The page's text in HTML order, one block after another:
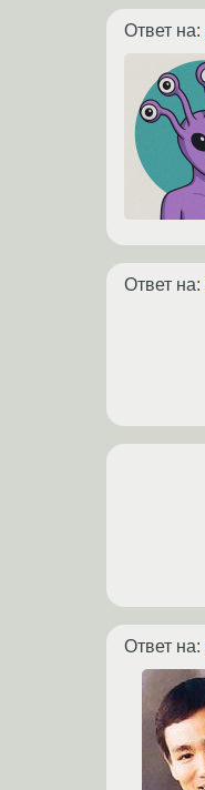
Ответ на:
Ответ на:
Ответ на: